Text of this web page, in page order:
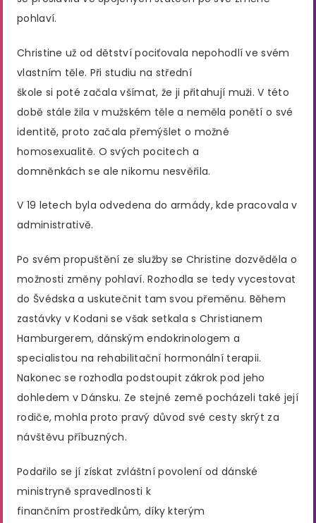
pohlaví.
Christine už od dětství pociťovala nepohodlí ve svém
vlastním těle. Při studiu na střední
škole si poté začala všímat, že ji přitahují muži. V této
době stále žila v mužském těle a neměla ponětí o své
identitě, proto začala přemýšlet o možné
homosexualitě. O svých pocitech a
domněnkách se ale nikomu nesvěřila.
V 19 letech byla odvedena do armády, kde pracovala v
administrativě.
Po svém propuštění ze služby se Christine dozvěděla o
možnosti změny pohlaví. Rozhodla se tedy vycestovat
do Švédska a uskutečnit tam svou přeměnu. Během
zastávky v Kodani se však setkala s Christianem
Hamburgerem, dánským endokrinologem a
specialistou na rehabilitační hormonální terapii.
Nakonec se rozhodla podstoupit zákrok pod jeho
dohledem v Dánsku. Ze stejné země pocházeli také její
rodiče, mohla proto pravý důvod své cesty skrýt za
návštěvu příbuzných.
Podařilo se jí získat zvláštní povolení od dánské
ministryně spravedlnosti k
finančním prostředkům, díky kterým